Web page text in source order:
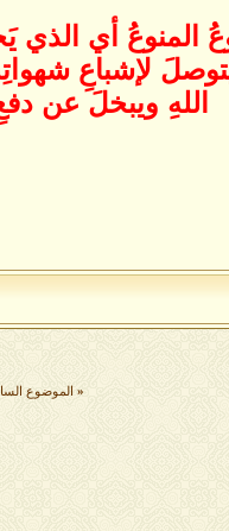
المنوعُ أي
لإشباعِ
اللهِ ويبخلَ عن
« الموضوع